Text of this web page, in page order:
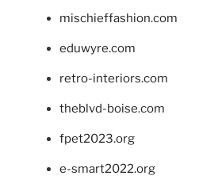
mischieffashion.com
eduwyre.com
retro-interiors.com
theblvd-boise.com
fpet2023.org
e-smart2022.org